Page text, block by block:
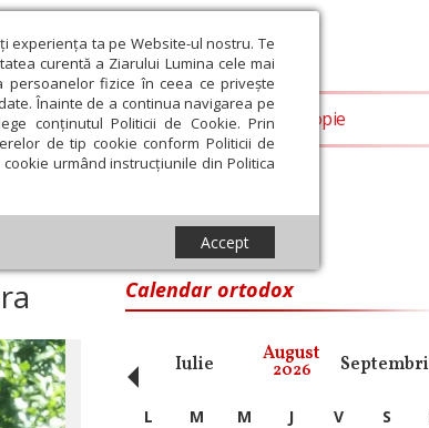
experiența ta pe Website-ul nostru. Te
curentă a Ziarului Lumina cele mai
persoanelor fizice în ceea ce privește
Înainte de a continua navigarea pe
conținutul Politicii de Cookie. Prin
de tip cookie conform Politicii de
urmând instrucțiunile din Politica
Accept
Societate Opinii Filantropie
Calendar ortodox
Iulie August
2026
‹ L M M J V S